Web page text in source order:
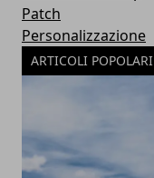
Patch
Personalizzazione
ARTICOLI POPOLARI